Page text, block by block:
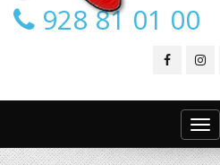
928 81 01 00